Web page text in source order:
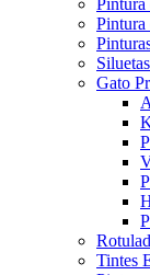
Pintura
Pintura
Gato
Tintes